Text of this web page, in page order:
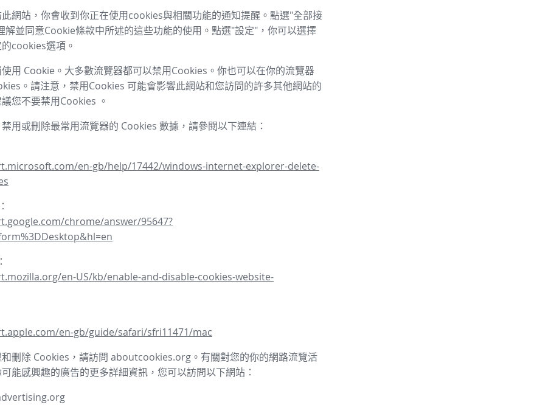
網站，你會收到你正在使用cookies與相關功能的通知提醒。點選"全部接
解並同意Cookie條款中所述的這些功能的使用。點選"設定"，你可以選擇
cookies選項。
用 Cookie。大多數流覽器都可以禁用Cookies。你也可以在你的流覽器
。請注意，禁用Cookies 可能會影響此網站和您訪問的許多其他網站的
您不要禁用Cookies 。
用或刪除最常用流覽器的 Cookies 數據，請參閱以下連結：
en-gb/help/17442/windows-internet-explorer-delete-
chrome/answer/95647?
en-US/kb/enable-and-disable-cookies-website-
en-gb/guide/safari/sfri11471/mac
刪除 Cookies，請訪問 aboutcookies.org。有關對您的你的網路流覽活
能感興趣的廣告的更多詳細資訊，您可以訪問以下網站：